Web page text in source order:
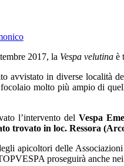
2017, la Vespa velutina è
avvistato in diverse
molto più ampio di
l’intervento del Vespa
trovato in loc. Ressora
apicoltori delle Associazioni
proseguirà anche